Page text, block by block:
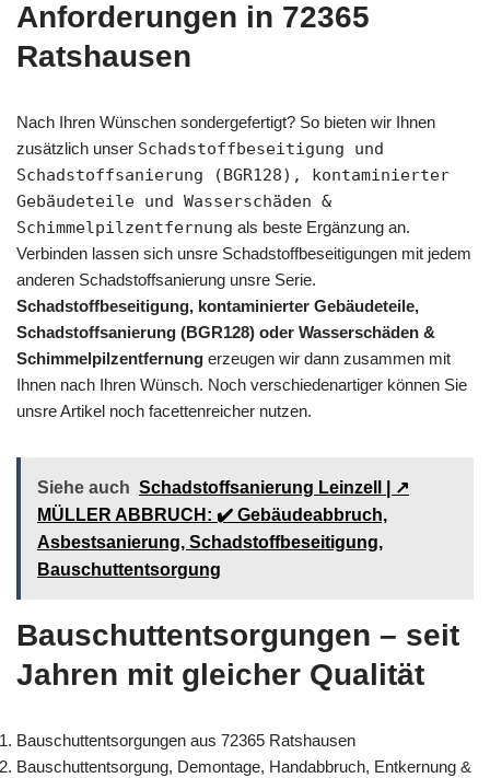
Anforderungen in 72365
Ratshausen
Nach Ihren Wünschen sondergefertigt? So bieten wir Ihnen
zusätzlich unser Schadstoffbeseitigung und
Schadstoffsanierung (BGR128), kontaminierter
Gebäudeteile und Wasserschäden &
Schimmelpilzentfernung als beste Ergänzung an.
Verbinden lassen sich unsre Schadstoffbeseitigungen mit jedem
anderen Schadstoffsanierung unsre Serie.
Schadstoffbeseitigung, kontaminierter Gebäudeteile,
Schadstoffsanierung (BGR128) oder Wasserschäden &
Schimmelpilzentfernung erzeugen wir dann zusammen mit
Ihnen nach Ihren Wünsch. Noch verschiedenartiger können Sie
unsre Artikel noch facettenreicher nutzen.
Siehe auch Schadstoffsanierung Leinzell | ↗️
MÜLLER ABBRUCH: ✔️ Gebäudeabbruch,
Asbestsanierung, Schadstoffbeseitigung,
Bauschuttentsorgung
Bauschuttentsorgungen – seit
Jahren mit gleicher Qualität
Bauschuttentsorgungen aus 72365 Ratshausen
Bauschuttentsorgung, Demontage, Handabbruch, Entkernung &